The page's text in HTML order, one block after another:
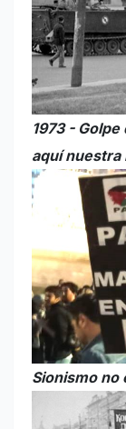
1973 -
aquí nuestra
Sionismo no